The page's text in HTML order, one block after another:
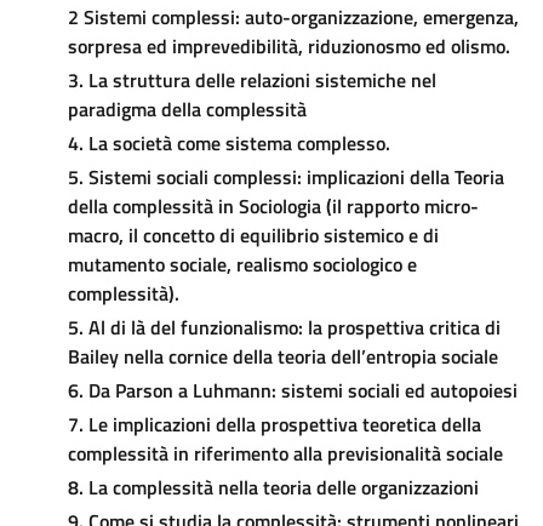
2 Sistemi complessi: auto-organizzazione, emergenza,
sorpresa ed imprevedibilità, riduzionosmo ed olismo.
3. La struttura delle relazioni sistemiche nel
paradigma della complessità
4. La società come sistema complesso.
5. Sistemi sociali complessi: implicazioni della Teoria
della complessità in Sociologia (il rapporto micro-
macro, il concetto di equilibrio sistemico e di
mutamento sociale, realismo sociologico e
complessità).
5. Al di là del funzionalismo: la prospettiva critica di
Bailey nella cornice della teoria dell’entropia sociale
6. Da Parson a Luhmann: sistemi sociali ed autopoiesi
7. Le implicazioni della prospettiva teoretica della
complessità in riferimento alla previsionalità sociale
8. La complessità nella teoria delle organizzazioni